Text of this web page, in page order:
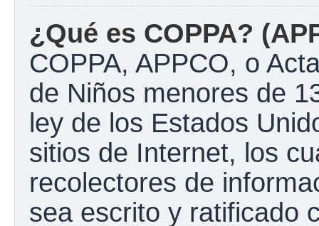
¿Qué es COPPA?
COPPA, APPCO, o
de Niños menores de
ley de los Estados
sitios de Internet, los
recolectores de
sea escrito y ratificado